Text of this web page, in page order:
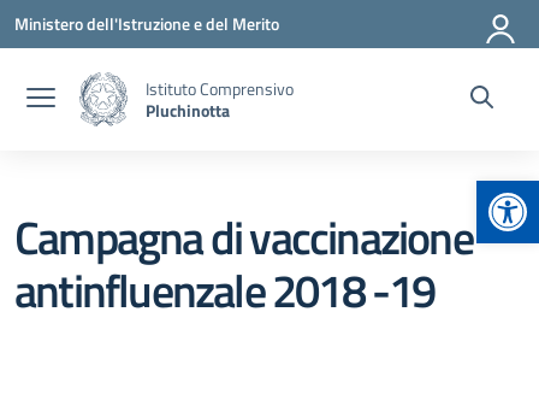
Vai ai contenuti
Vai al menu di navigazione
Vai al footer
Ministero dell'Istruzione e del Merito
Istituto Comprensivo
Pluchinotta
Campagna di vaccinazione
antinfluenzale 2018 -19